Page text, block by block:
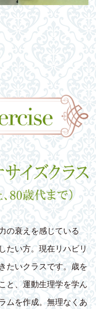
の衰えを感じている
たい方。現在リハビリ
たいクラスです。歳を
と、運動生理学を学ん
ムを作成。無理なくあ